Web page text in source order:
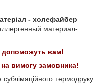
- холефайбер
материал-
допоможуть вам!
вимогу замовника!
термодруку